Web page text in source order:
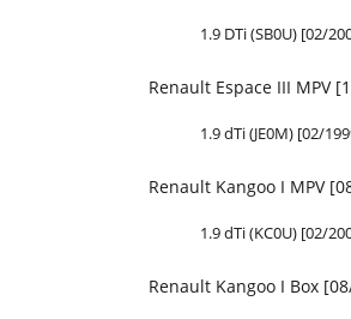
1.9 DTi (SB0U) [02/
Renault Espace III MPV
1.9 dTi (JE0M) [02/
Renault Kangoo I MPV
1.9 dTi (KC0U) [02/
Renault Kangoo I Box